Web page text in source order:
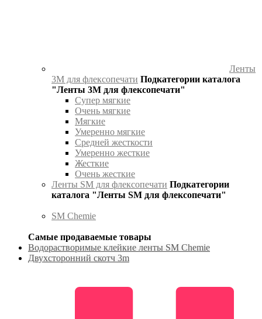
Ленты
3М для флексопечати Подкатегории каталога
"Ленты 3М для флексопечати"
Супер мягкие
Очень мягкие
Мягкие
Умеренно мягкие
Средней жесткости
Умеренно жесткие
Жесткие
Очень жесткие
Ленты SM для флексопечати Подкатегории
каталога "Ленты SM для флексопечати"
SM Chemie
Самые продаваемые товары
Водорастворимые клейкие ленты SM Chemie
Двухсторонний скотч 3m